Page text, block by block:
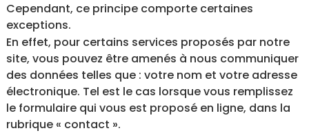
Cependant, ce principe comporte certaines
exceptions.
En effet, pour certains services proposés par notre
site, vous pouvez être amenés à nous communiquer
des données telles que : votre nom et votre adresse
électronique. Tel est le cas lorsque vous remplissez
le formulaire qui vous est proposé en ligne, dans la
rubrique « contact ».